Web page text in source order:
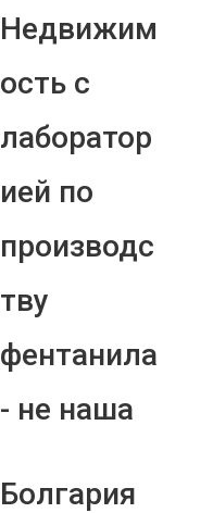
Недвижим
ость с
лаборатор
ией по
производс
тву
фентанила
- не наша
Болгария